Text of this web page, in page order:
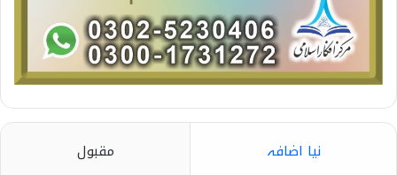
نیا اضافہ مقبول